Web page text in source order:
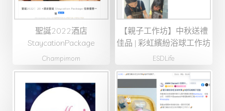
聖誕2022酒店
StaycationPackage
Champimom
【親子工作坊】中秋送禮
佳品 | 彩虹繽紛浴球工作坊
ESDLife